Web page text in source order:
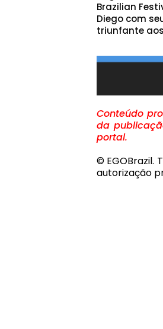
Brazilian
Diego com
triunfante aos
Conteúdo
da
portal.
© EGOBrazil.
autorização